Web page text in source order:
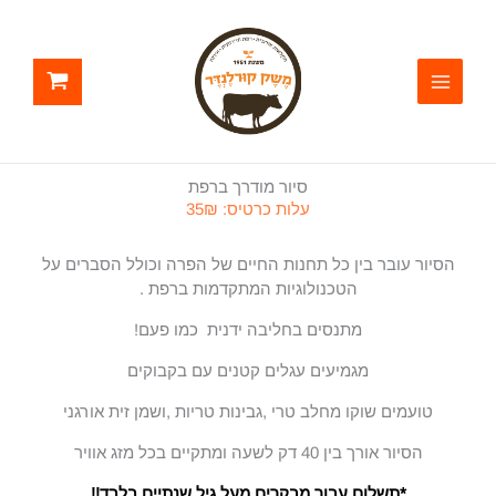
סיור מודרך ברפת
עלות כרטיס: 35₪
הסיור עובר בין כל תחנות החיים של הפרה וכולל הסברים על
הטכנולוגיות המתקדמות ברפת .
מתנסים בחליבה ידנית כמו פעם!
מגמיעים עגלים קטנים עם בקבוקים
טועמים שוקו מחלב טרי ,גבינות טריות ,ושמן זית אורגני
הסיור אורך בין 40 דק לשעה ומתקיים בכל מזג אוויר